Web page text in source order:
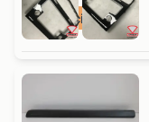
Specialist